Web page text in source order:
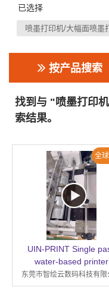
已选择
喷墨打印机/大幅面喷墨
按产品搜索
找到与 "喷墨打印
索结果。
全
UIN-PRINT Single
water-based printer
东莞市智绘云数码科技有限